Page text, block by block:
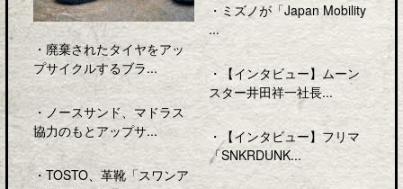
・廃棄されたタイヤをアッ
プサイクルするブラ...
・ノースサンド、マドラス
協力のもとアップサ...
・TOSTO、革靴「スワンア
・ ミズノが「Japan Mobility
...
・
【インタビュー】ムーン
スター井田祥一社長...
・ 【インタビュー】フリマ
「SNKRDUNK...